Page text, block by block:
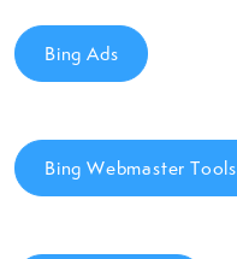
Bing Ads
Bing Webmaster Tools